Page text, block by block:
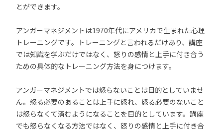
とができます。
アンガーマネジメントは1970年代にアメリカで生まれた心理
トレーニングです。トレーニングと言われるだけあり、講座
では知識を学ぶだけではなく、怒りの感情と上手に付き合う
ための具体的なトレーニング方法を身につけます。
アンガーマネジメントでは怒らないことは目的としていませ
ん。怒る必要のあることは上手に怒れ、怒る必要のないこと
は怒らなくて済むようになることを目的としています。講座
でも怒らなくなる方法ではなく、怒りの感情と上手に付き合